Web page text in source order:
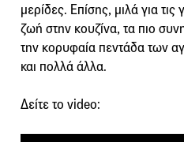
μερίδες. Επίσης, μιλά για τις
ζωή στην κουζίνα, τα πιο
την κορυφαία πεντάδα των
και πολλά άλλα.
Δείτε το video: